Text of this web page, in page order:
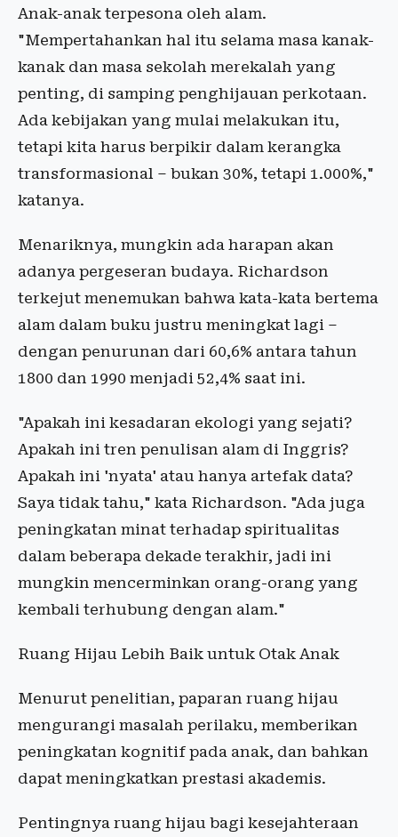
Anak-anak terpesona oleh alam.
"Mempertahankan hal itu selama masa kanak-
kanak dan masa sekolah merekalah yang
penting, di samping penghijauan perkotaan.
Ada kebijakan yang mulai melakukan itu,
tetapi kita harus berpikir dalam kerangka
transformasional – bukan 30%, tetapi 1.000%,"
katanya.
Menariknya, mungkin ada harapan akan
adanya pergeseran budaya. Richardson
terkejut menemukan bahwa kata-kata bertema
alam dalam buku justru meningkat lagi –
dengan penurunan dari 60,6% antara tahun
1800 dan 1990 menjadi 52,4% saat ini.
"Apakah ini kesadaran ekologi yang sejati?
Apakah ini tren penulisan alam di Inggris?
Apakah ini 'nyata' atau hanya artefak data?
Saya tidak tahu," kata Richardson. "Ada juga
peningkatan minat terhadap spiritualitas
dalam beberapa dekade terakhir, jadi ini
mungkin mencerminkan orang-orang yang
kembali terhubung dengan alam."
Ruang Hijau Lebih Baik untuk Otak Anak
Menurut penelitian, paparan ruang hijau
mengurangi masalah perilaku, memberikan
peningkatan kognitif pada anak, dan bahkan
dapat meningkatkan prestasi akademis.
Pentingnya ruang hijau bagi kesejahteraan